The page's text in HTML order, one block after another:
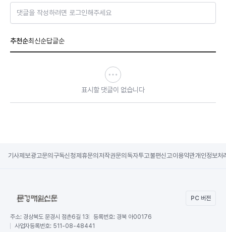
댓글을 작성하려면 로그인해주세요
추천순최신순답글순
표시할 댓글이 없습니다
기사제보광고문의 구독신청제휴문의 저작권문의 독자투고불편신고이용약관개인정보처
PC 버전
주소: 경상북도 문경시 점촌6길 13 등록번호: 경북 아00176
사업자등록번호: 511-08-48441